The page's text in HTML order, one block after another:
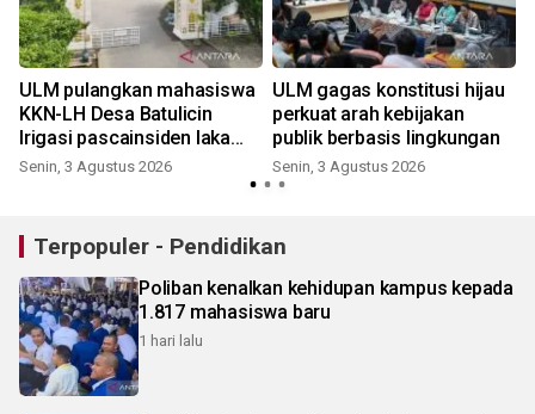
ULM pulangkan mahasiswa
KKN-LH Desa Batulicin
Irigasi pascainsiden laka
maut
Senin, 3 Agustus 2026
ULM gagas konstitusi hijau
perkuat arah kebijakan
publik berbasis lingkungan
Senin, 3 Agustus 2026
Terpopuler - Pendidikan
Poliban kenalkan kehidupan kampus kepada
1.817 mahasiswa baru
1 hari lalu